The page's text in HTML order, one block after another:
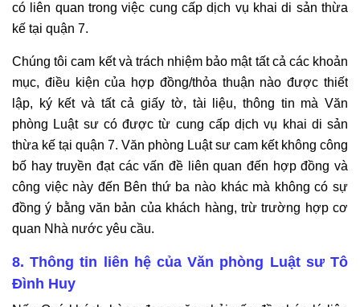
có liên quan trong việc cung cấp dịch vụ khai di sản thừa
kế tại quận 7.
Chúng tôi cam kết và trách nhiệm bảo mật tất cả các khoản
mục, điều kiện của hợp đồng/thỏa thuận nào được thiết
lập, ký kết và tất cả giấy tờ, tài liệu, thông tin mà Văn
phòng Luật sư có được từ cung cấp dịch vụ khai di sản
thừa kế tại quận 7. Văn phòng Luật sư cam kết không công
bố hay truyền đạt các vấn đề liên quan đến hợp đồng và
công việc này đến Bên thứ ba nào khác mà không có sự
đồng ý bằng văn bản của khách hàng, trừ trường hợp cơ
quan Nhà nước yêu cầu.
8. Thông tin liên hệ của Văn phòng Luật sư Tô
Đình Huy